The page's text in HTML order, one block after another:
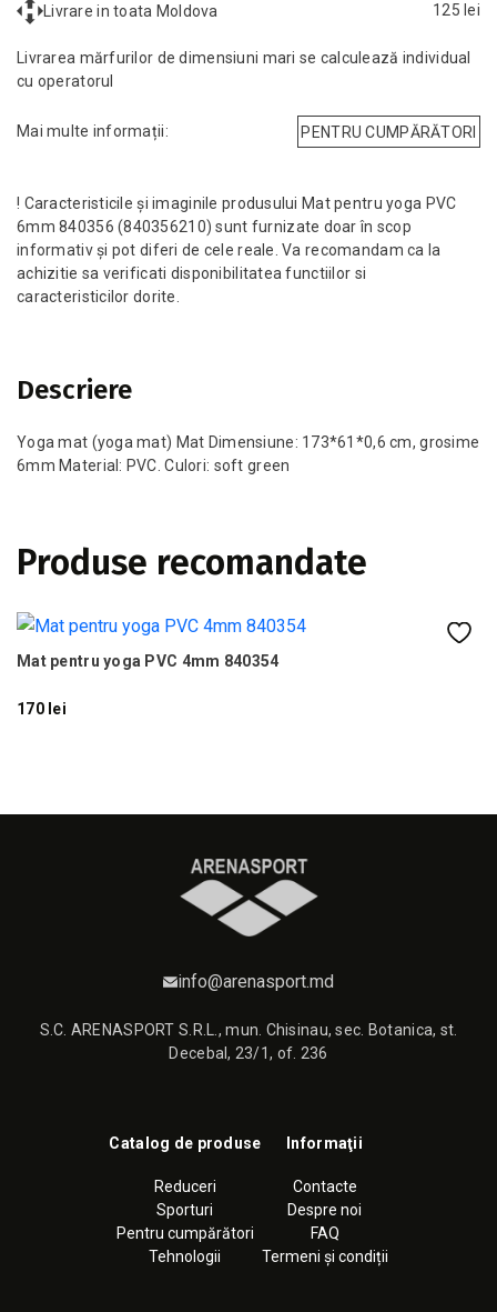
Livrare in toata Moldova 125 lei
Livrarea mărfurilor de dimensiuni mari se calculează individual
cu operatorul
Mai multe informații: PENTRU CUMPĂRĂTORI
! Caracteristicile și imaginile produsului Mat pentru yoga PVC
6mm 840356 (840356210) sunt furnizate doar în scop
informativ și pot diferi de cele reale. Va recomandam ca la
achizitie sa verificati disponibilitatea functiilor si
caracteristicilor dorite.
Descriere
Yoga mat (yoga mat) Mat Dimensiune: 173*61*0,6 cm, grosime
6mm Material: PVC. Culori: soft green
Produse recomandate
Mat pentru yoga PVC 4mm 840354
170 lei
info@arenasport.md
S.C. ARENASPORT S.R.L., mun. Chisinau, sec. Botanica, st.
Decebal, 23/1, of. 236
Catalog de produse
Reduceri
Sporturi
Pentru cumpărători
Tehnologii
Informaţii
Contacte
Despre noi
FAQ
Termeni și condiții